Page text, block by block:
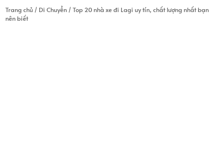
Trang chủ/ Di Chuyển/ Top 20 nhà xe đi Lagi uy tín, chất lượng nhất bạn
nên biết